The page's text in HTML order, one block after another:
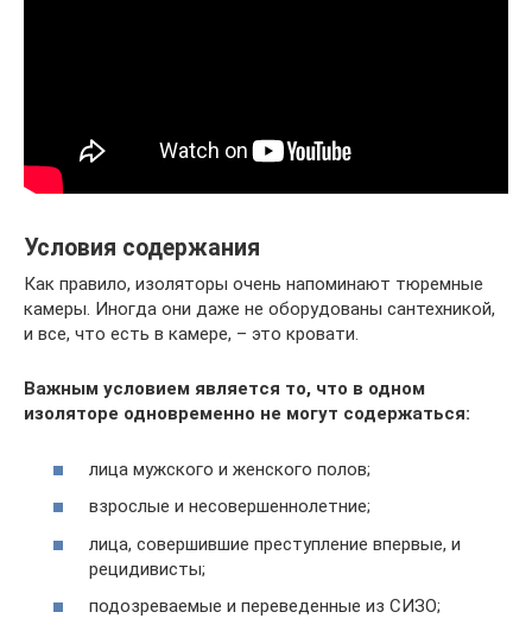
Условия содержания
Как правило, изоляторы очень напоминают тюремные
камеры. Иногда они даже не оборудованы сантехникой,
и все, что есть в камере, – это кровати.
Важным условием является то, что в одном
изоляторе одновременно не могут содержаться:
лица мужского и женского полов;
взрослые и несовершеннолетние;
лица, совершившие преступление впервые, и
рецидивисты;
подозреваемые и переведенные из СИЗО;